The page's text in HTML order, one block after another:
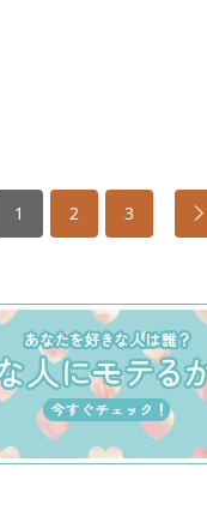
1 2 3